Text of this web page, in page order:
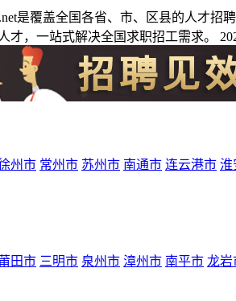
是覆盖全国各省、市、区县的人才
才，一站式解决全国求职招工需求。
州市 常州市 苏州市 南通市 连云港市 淮
田市 三明市 泉州市 漳州市 南平市 龙岩